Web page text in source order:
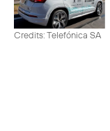
Credits: Telefónica SA